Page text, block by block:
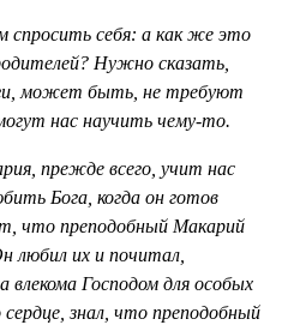
себя: а как же это
Нужно сказать,
может быть, не требуют
нас научить чему-то.
прежде всего, учит нас
Бога, когда он готов
что преподобный Макарий
любил их и почитал,
влекома Господом для особых
сердце, знал, что преподобный